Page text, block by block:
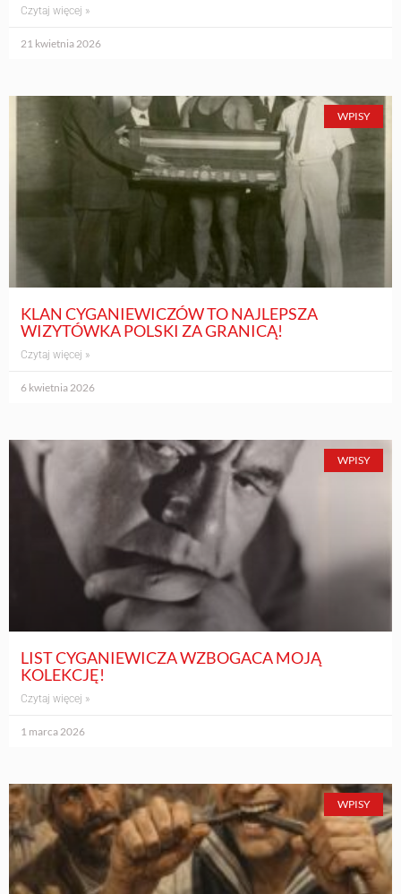
Czytaj więcej »
21 kwietnia 2026
WPISY
KLAN CYGANIEWICZÓW TO NAJLEPSZA
WIZYTÓWKA POLSKI ZA GRANICĄ!
Czytaj więcej »
6 kwietnia 2026
WPISY
LIST CYGANIEWICZA WZBOGACA MOJĄ
KOLEKCJĘ!
Czytaj więcej »
1 marca 2026
WPISY